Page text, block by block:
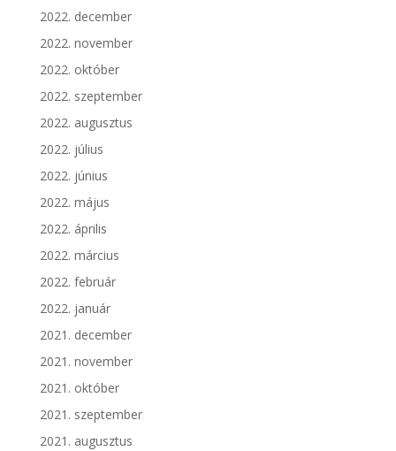
2022. december
2022. november
2022. október
2022. szeptember
2022. augusztus
2022. július
2022. június
2022. május
2022. április
2022. március
2022. február
2022. január
2021. december
2021. november
2021. október
2021. szeptember
2021. augusztus